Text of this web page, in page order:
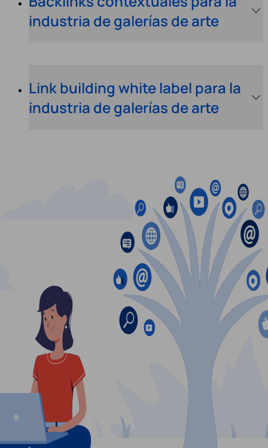
industria de galerías de arte
Link building white label para la
industria de galerías de arte